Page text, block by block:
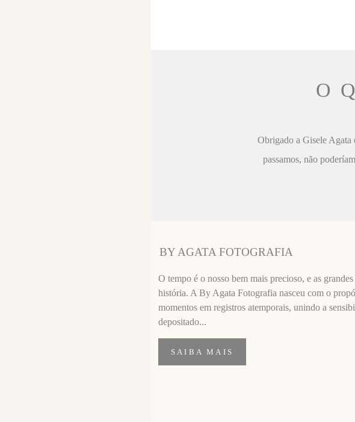
O
Obrigado a Gisele Agata
passamos, não
BY AGATA FOTOGRAFIA
O tempo é o nosso bem mais precioso, e as
história. A By Agata Fotografia nasceu com o
momentos em registros atemporais, unindo a
depositado...
SAIBA MAIS